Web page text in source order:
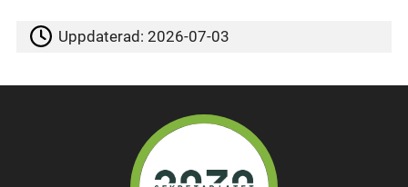
Uppdaterad:2026-07-03